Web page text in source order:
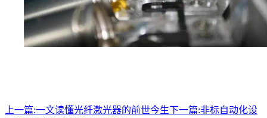
上一篇:一文读懂光纤激光器的前世今生下一篇:非标自动化设